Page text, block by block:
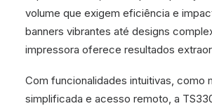
volume que exigem eficiência e
banners vibrantes até designs
impressora oferece resultados
Com funcionalidades intuitivas, como
simplificada e acesso remoto, a